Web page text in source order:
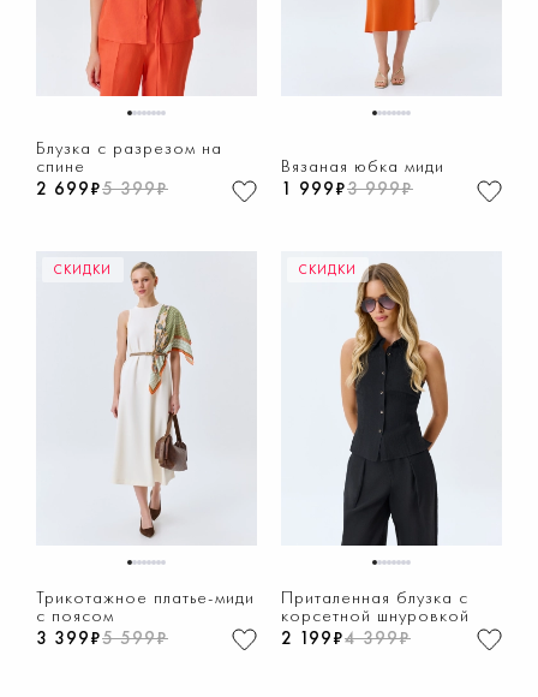
12345678
Блузка с разрезом на
спине
2 699₽5 399₽
12345678
Вязаная юбка миди
1 999₽3 999₽
СКИДКИ
12345678
Трикотажное платье-миди
с поясом
3 399₽5 599₽
СКИДКИ
12345678
Приталенная блузка с
корсетной шнуровкой
2 199₽4 399₽